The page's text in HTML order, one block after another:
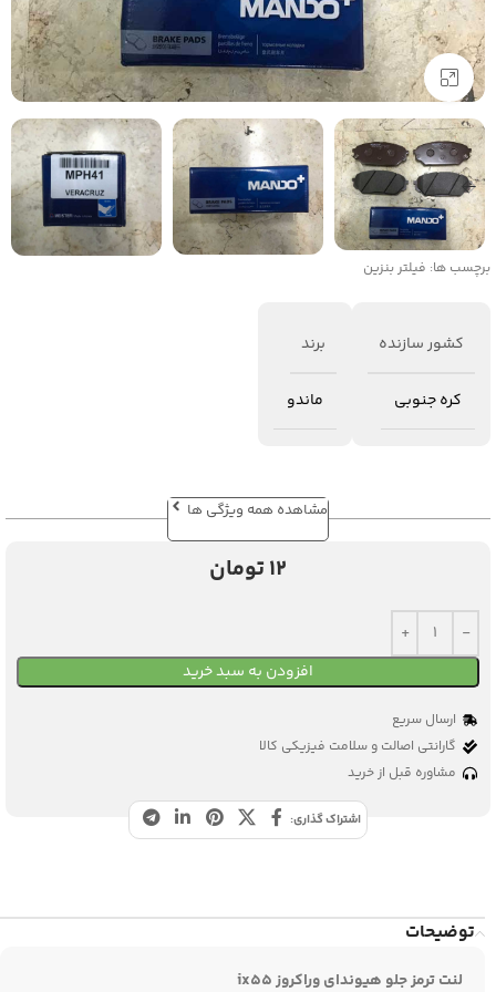
برای بزرگنمایی کلیک کنید
برچسب ها: فیلتر بنزین
کشور سازنده
کره جنوبی
برند
ماندو
مشاهده همه ویژگی ها
12تومان
افزودن به سبد خرید
ارسال سریع
گارانتی اصالت و سلامت فیزیکی کالا
مشاوره قبل از خرید
اشتراک گذاری:
توضیحات
لنت ترمز جلو هیوندای وراکروز ix55